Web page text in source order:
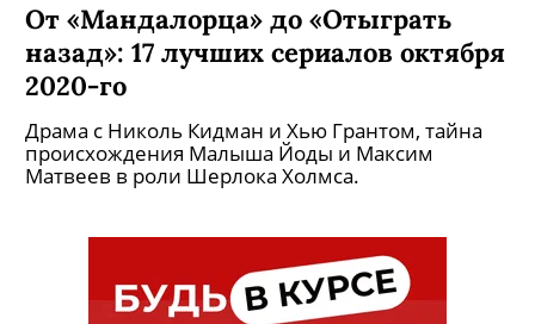
От «Мандалорца» до «Отыграть
назад»: 17 лучших сериалов октября
2020-го
Драма с Николь Кидман и Хью Грантом, тайна
происхождения Малыша Йоды и Максим
Матвеев в роли Шерлока Холмса.